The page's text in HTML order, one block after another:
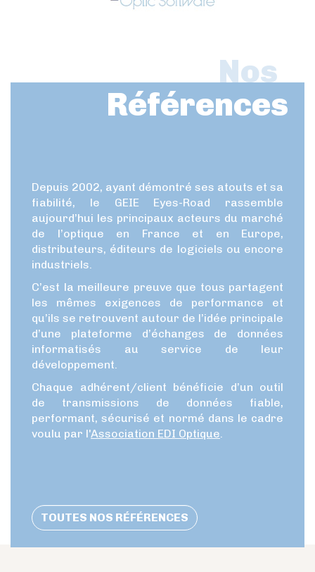
Nos
Références
Depuis 2002, ayant démontré ses atouts et sa
fiabilité, le GEIE Eyes-Road rassemble
aujourd’hui les principaux acteurs du marché
de l’optique en France et en Europe,
distributeurs, éditeurs de logiciels ou encore
industriels.
C’est la meilleure preuve que tous partagent
les mêmes exigences de performance et
qu’ils se retrouvent autour de l’idée principale
d’une plateforme d’échanges de données
informatisés au service de leur
développement.
Chaque adhérent/client bénéficie d’un outil
de transmissions de données fiable,
performant, sécurisé et normé dans le cadre
voulu par l'Association EDI Optique.
TOUTES NOS RÉFÉRENCES